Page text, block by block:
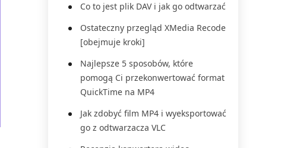
Co to jest plik DAV i jak go odtwarzać
Ostateczny przegląd XMedia Recode
[obejmuje kroki]
Najlepsze 5 sposobów, które
pomogą Ci przekonwertować format
QuickTime na MP4
Jak zdobyć film MP4 i wyeksportować
go z odtwarzacza VLC